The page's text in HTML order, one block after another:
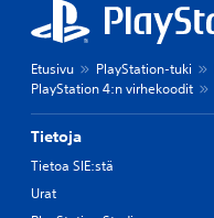
Etusivu PlayStation-tuki
PlayStation 4:n virhekoodit
Tietoja
Tietoa SIE:stä
Urat